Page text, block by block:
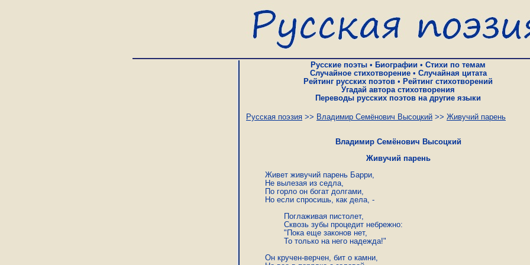
Русские поэты • Биографии • Стихи по темам
Случайное стихотворение• Случайная цитата
Рейтинг русских поэтов • Рейтинг стихотворений
Угадай автора стихотворения
Переводы русских поэтов на другие языки
Русская поэзия >> Владимир Семёнович Высоцкий >> Живучий парень
Владимир Семёнович Высоцкий
Живучий парень